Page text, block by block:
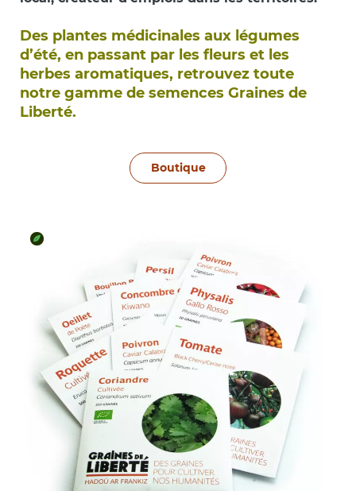
Des plantes médicinales aux légumes
d’été, en passant par les fleurs et les
herbes aromatiques, retrouvez toute
notre gamme de semences Graines de
Liberté.
Boutique